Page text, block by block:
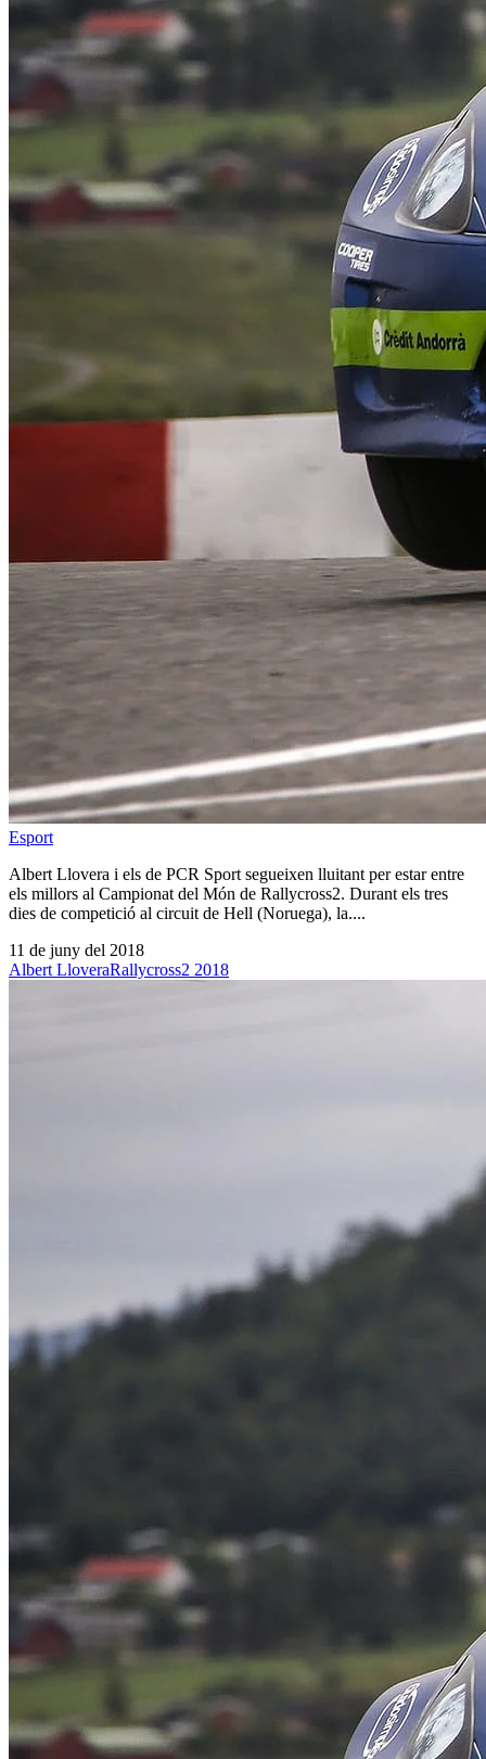
Esport
Albert Llovera i els de PCR Sport segueixen lluitant per estar entre
els millors al Campionat del Món de Rallycross2. Durant els tres
dies de competició al circuit de Hell (Noruega), la....
11 de juny del 2018
Albert LloveraRallycross2 2018